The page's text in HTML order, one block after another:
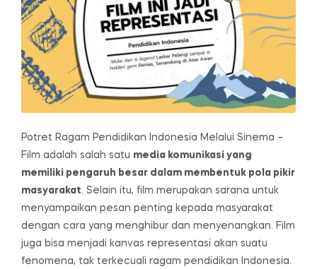
Potret Ragam Pendidikan Indonesia Melalui Sinema –
Film adalah salah satu media komunikasi yang
memiliki pengaruh besar dalam membentuk pola pikir
masyarakat. Selain itu, film merupakan sarana untuk
menyampaikan pesan penting kepada masyarakat
dengan cara yang menghibur dan menyenangkan. Film
juga bisa menjadi kanvas representasi akan suatu
fenomena, tak terkecuali ragam pendidikan Indonesia.